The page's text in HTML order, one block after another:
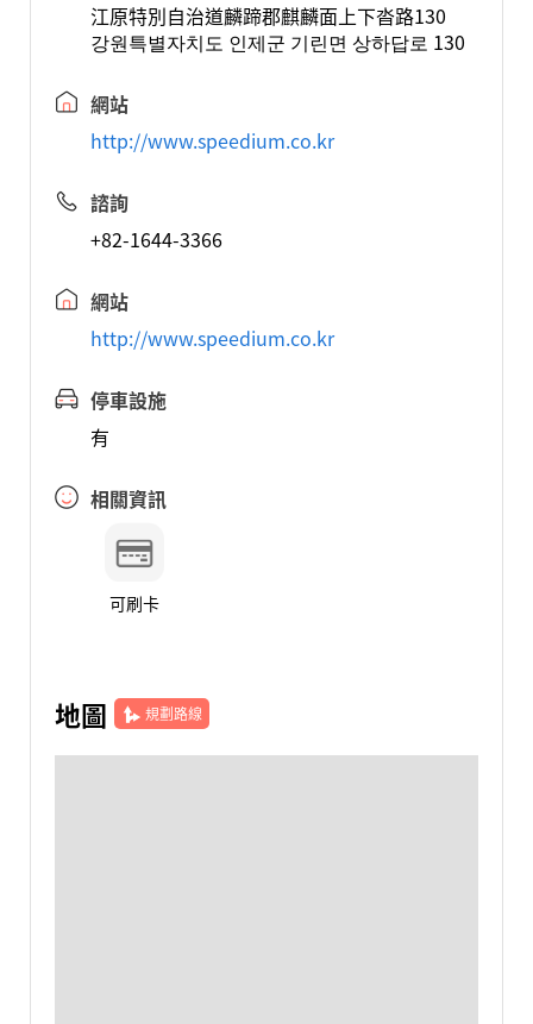
江原特別自治道麟蹄郡麒麟面上下沓路130
강원특별자치도 인제군 기린면 상하답로 130
網站
http://www.speedium.co.kr
諮詢
+82-1644-3366
網站
http://www.speedium.co.kr
停車設施
有
相關資訊
可刷卡
地圖 規劃路線